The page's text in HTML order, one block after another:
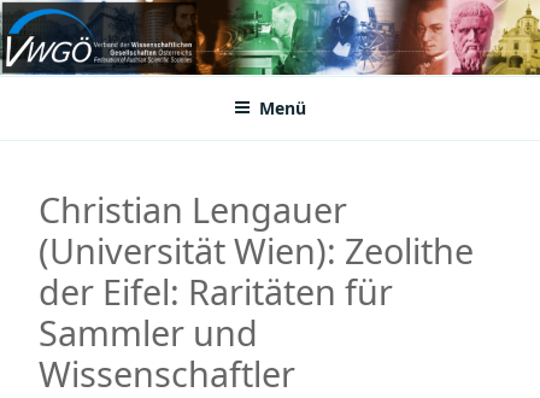
Zum
Inhalt
springenVWGÖ
Federation of Austrian Scientific Societies
Menü
Christian Lengauer
(Universität Wien): Zeolithe
der Eifel: Raritäten für
Sammler und
Wissenschaftler